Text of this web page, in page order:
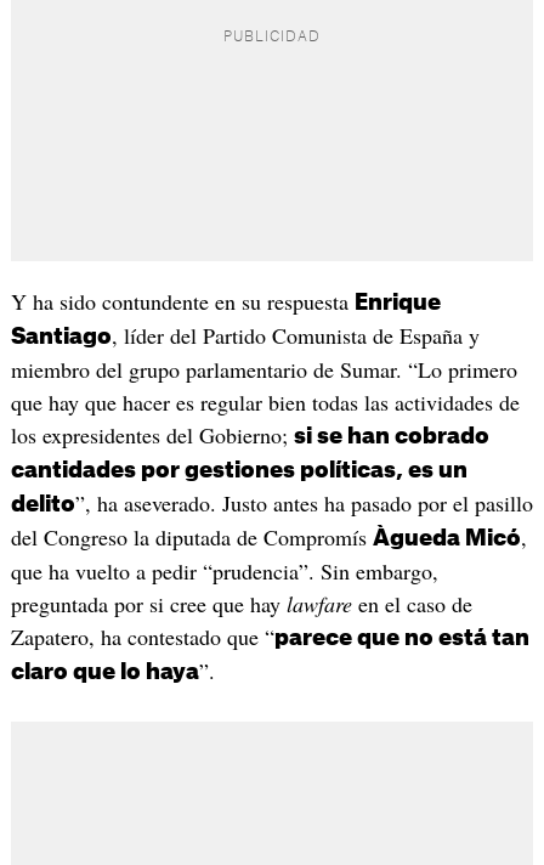
Y ha sido contundente en su respuesta Enrique
Santiago, líder del Partido Comunista de España y
miembro del grupo parlamentario de Sumar. “Lo primero
que hay que hacer es regular bien todas las actividades de
los expresidentes del Gobierno; si se han cobrado
cantidades por gestiones políticas, es un
delito”, ha aseverado. Justo antes ha pasado por el pasillo
del Congreso la diputada de Compromís Àgueda Micó,
que ha vuelto a pedir “prudencia”. Sin embargo,
preguntada por si cree que hay lawfare en el caso de
Zapatero, ha contestado que “parece que no está tan
claro que lo haya”.